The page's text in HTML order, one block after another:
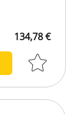
134,78 €